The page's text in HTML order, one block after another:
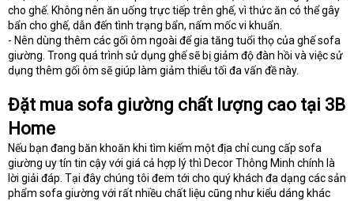
cho ghế. Không nên ăn uống trực tiếp trên ghế, vì thức ăn có thể gây
bẩn cho ghế, dẫn đến tình trạng bẩn, nấm mốc vi khuẩn.
- Nên dùng thêm các gối ôm ngoài để gia tăng tuổi thọ của ghế sofa
giường. Trong quá trình sử dụng ghế sẽ bị giảm độ đàn hồi và việc sử
dụng thêm gối ôm sẽ giúp làm giảm thiểu tối đa vấn đề này.
Đặt mua sofa giường chất lượng cao tại 3B
Home
Nếu bạn đang băn khoăn khi tìm kiếm một địa chỉ cung cấp sofa
giường uy tín tin cậy với giá cả hợp lý thì Decor Thông Minh chính là
lời giải đáp. Tại đây chúng tôi đem tới cho quý khách đa dạng các sản
phẩm sofa giường với rất nhiều chất liệu cũng như kiểu dáng khác